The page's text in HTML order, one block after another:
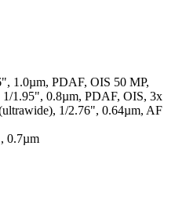
1.0µm, PDAF, OIS 50 MP,
1/1.95", 0.8µm, PDAF, OIS, 3x
1/2.76", 0.64µm, AF
0.7µm